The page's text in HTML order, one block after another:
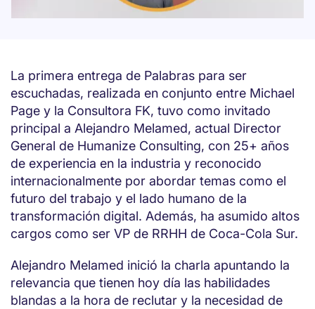
La primera entrega de Palabras para ser
escuchadas, realizada en conjunto entre Michael
Page y la Consultora FK, tuvo como invitado
principal a Alejandro Melamed, actual Director
General de Humanize Consulting, con 25+ años
de experiencia en la industria y reconocido
internacionalmente por abordar temas como el
futuro del trabajo y el lado humano de la
transformación digital. Además, ha asumido altos
cargos como ser VP de RRHH de Coca-Cola Sur.
Alejandro Melamed inició la charla apuntando la
relevancia que tienen hoy día las habilidades
blandas a la hora de reclutar y la necesidad de